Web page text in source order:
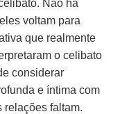
Não há
voltam para
que realmente
o celibato
considerar
e íntima com
relações faltam.